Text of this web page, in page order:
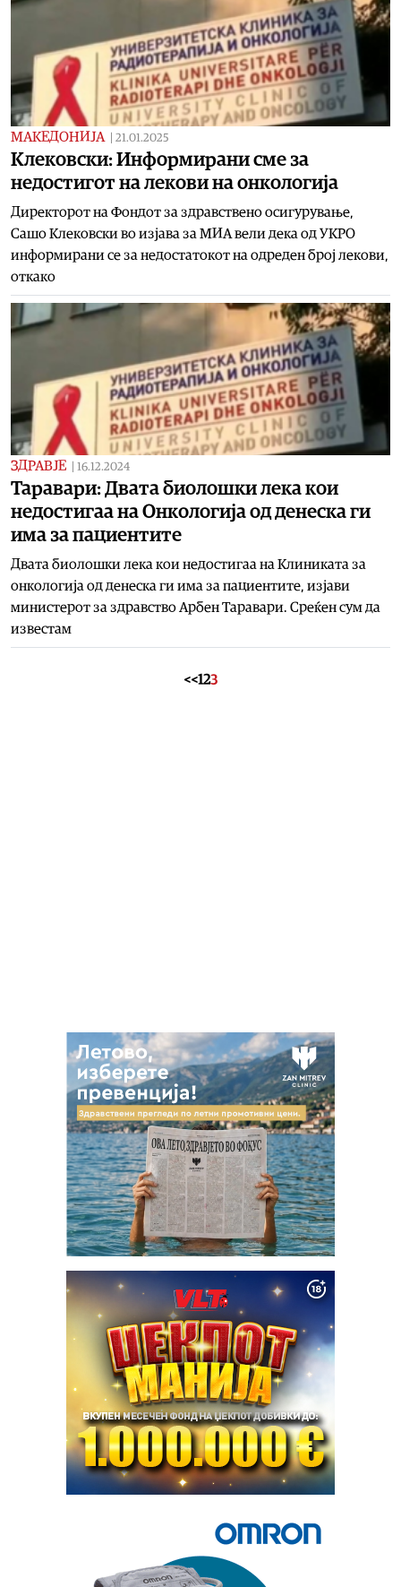
МАКЕДОНИЈА 21.01.2025
Клековски: Информирани сме за
недостигот на лекови на онкологија
Директорот на Фондот за здравствено осигурување,
Сашо Клековски во изјава за МИА вели дека од УКРО
информирани се за недостатокот на одреден број лекови,
откако
ЗДРАВЈЕ 16.12.2024
Таравари: Двата биолошки лека кои
недостигаа на Онкологија од денеска ги
има за пациентите
Двата биолошки лека кои недостигаа на Клиниката за
онкологија од денеска ги има за пациентите, изјави
министерот за здравство Арбен Таравари. Среќен сум да
известам
<<123